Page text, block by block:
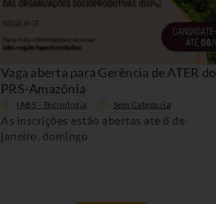
Vaga aberta para Gerência de ATER do
PRS-Amazônia
IABS - Tecnologia Sem Categoria
As inscrições estão abertas até 8 de
janeiro, domingo